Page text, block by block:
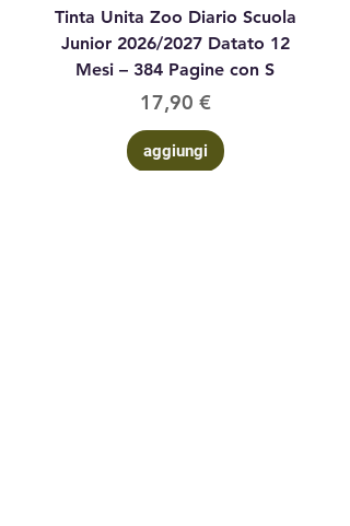
Tinta Unita Zoo Diario Scuola
Junior 2026/2027 Datato 12
Mesi – 384 Pagine con S
Prezzo
17,90 €
aggiungi